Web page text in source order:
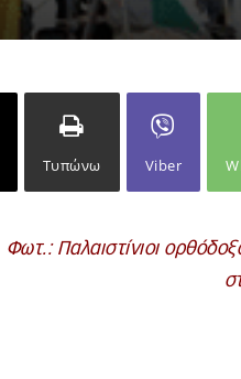
Τυπώνω Viber
Φωτ.: Παλαιστίνιοι